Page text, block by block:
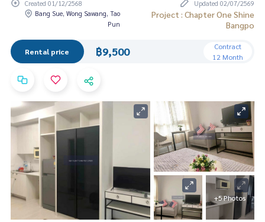
Created 01/12/2568
Updated 02/07/2569
Bang Sue, Wong Sawang, Tao
Pun
Project : Chapter One Shine
Bangpo
Rental price ฿9,500
Contract
12 Month
+5 Photos